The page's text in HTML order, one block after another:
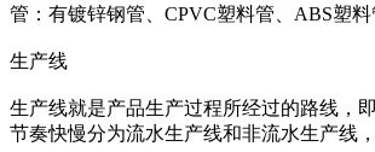
管：有镀锌钢管、CPVC塑料管、ABS塑
生产线
生产线就是产品生产过程所经过的路线，
节奏快慢分为流水生产线和非流水生产线